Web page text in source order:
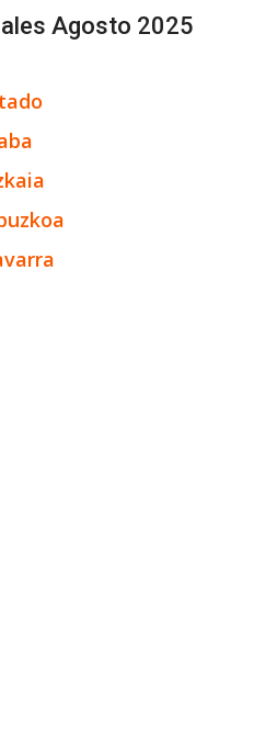
Agosto 2025